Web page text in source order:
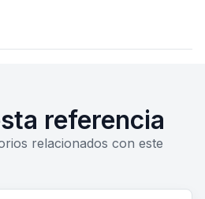
referencia
relacionados con este